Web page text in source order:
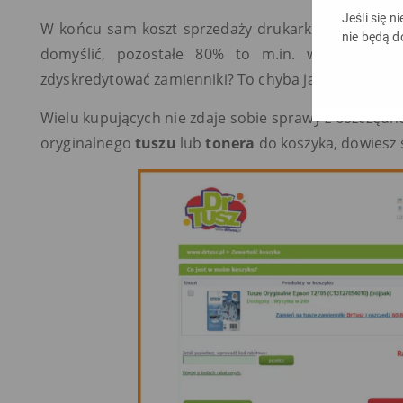
Jeśli się
nie będą
W końcu sam koszt sprzedaży drukarki to jedynie
domyślić, pozostałe 80% to m.in. wydatki na
zdyskredytować zamienniki? To chyba jasne.
Wielu kupujących nie zdaje sobie sprawy z
oryginalnego tuszu lubtonera do koszyka, dowiesz